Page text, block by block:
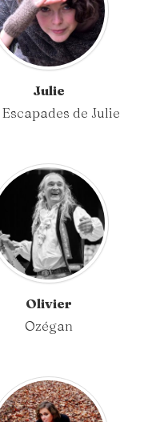
Julie
de Julie
Olivier
Ozégan